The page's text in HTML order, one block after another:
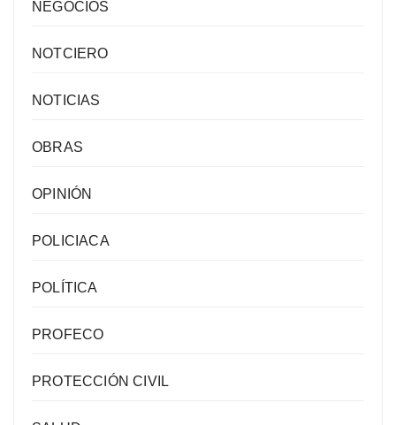
NEGOCIOS
NOTCIERO
NOTICIAS
OBRAS
OPINIÓN
POLICIACA
POLÍTICA
PROFECO
PROTECCIÓN CIVIL